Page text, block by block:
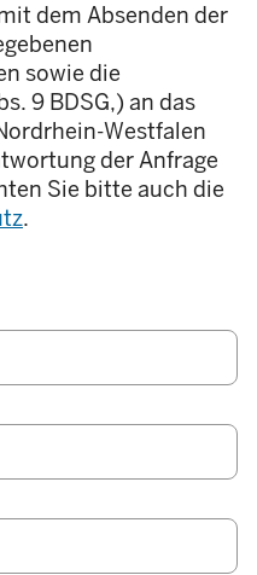
dem Absenden der
sowie die
9 BDSG,) an das
Westfalen
der Anfrage
Sie bitte auch die
.